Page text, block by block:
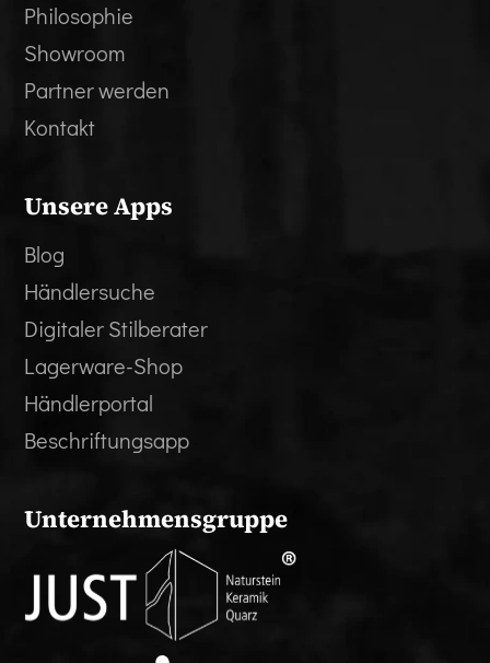
Philosophie
Showroom
Partner werden
Kontakt
Unsere Apps
Blog
Händlersuche
Digitaler Stilberater
Lagerware-Shop
Händlerportal
Beschriftungsapp
Unternehmensgruppe